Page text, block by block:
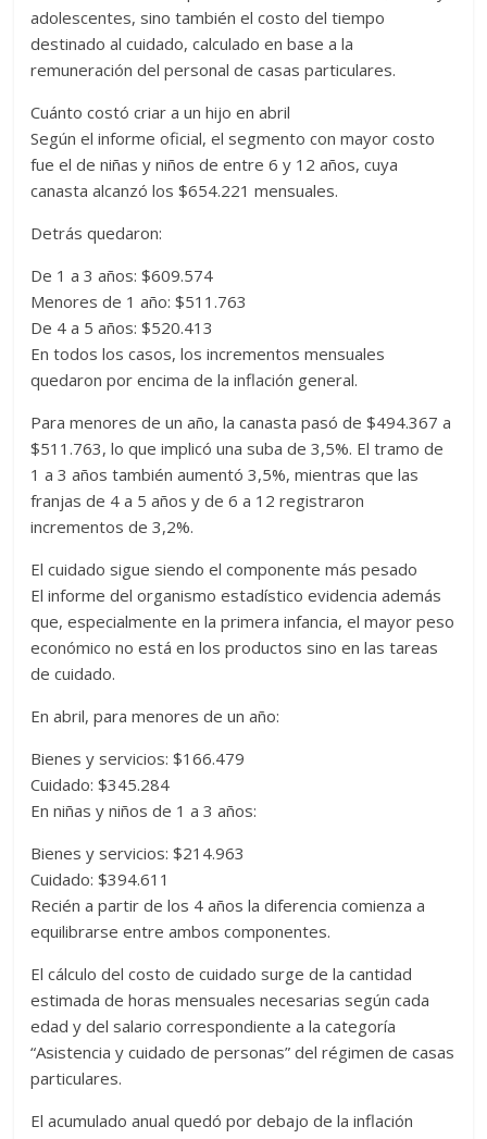
adolescentes, sino también el costo del tiempo
destinado al cuidado, calculado en base a la
remuneración del personal de casas particulares.
Cuánto costó criar a un hijo en abril
Según el informe oficial, el segmento con mayor costo
fue el de niñas y niños de entre 6 y 12 años, cuya
canasta alcanzó los $654.221 mensuales.
Detrás quedaron:
De 1 a 3 años: $609.574
Menores de 1 año: $511.763
De 4 a 5 años: $520.413
En todos los casos, los incrementos mensuales
quedaron por encima de la inflación general.
Para menores de un año, la canasta pasó de $494.367 a
$511.763, lo que implicó una suba de 3,5%. El tramo de
1 a 3 años también aumentó 3,5%, mientras que las
franjas de 4 a 5 años y de 6 a 12 registraron
incrementos de 3,2%.
El cuidado sigue siendo el componente más pesado
El informe del organismo estadístico evidencia además
que, especialmente en la primera infancia, el mayor peso
económico no está en los productos sino en las tareas
de cuidado.
En abril, para menores de un año:
Bienes y servicios: $166.479
Cuidado: $345.284
En niñas y niños de 1 a 3 años:
Bienes y servicios: $214.963
Cuidado: $394.611
Recién a partir de los 4 años la diferencia comienza a
equilibrarse entre ambos componentes.
El cálculo del costo de cuidado surge de la cantidad
estimada de horas mensuales necesarias según cada
edad y del salario correspondiente a la categoría
“Asistencia y cuidado de personas” del régimen de casas
particulares.
El acumulado anual quedó por debajo de la inflación